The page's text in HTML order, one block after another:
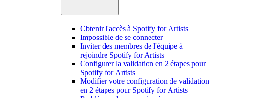
Obtenir l'accès à Spotify for Artists
Impossible de se connecter
Inviter des membres de l'équipe à
rejoindre Spotify for Artists
Configurer la validation en 2 étapes pour
Spotify for Artists
Modifier votre configuration de validation
en 2 étapes pour Spotify for Artists